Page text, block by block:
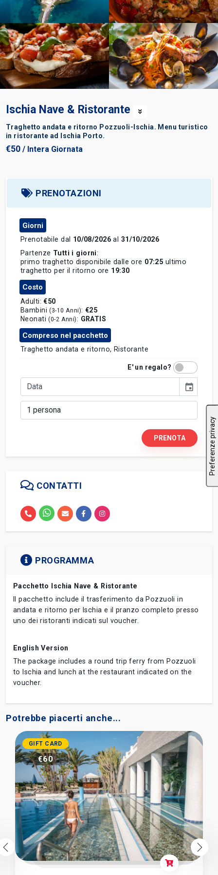
Ischia Nave & Ristorante
Traghetto andata e ritorno Pozzuoli-Ischia. Menu turistico
in ristorante ad Ischia Porto.
€50/ Intera Giornata
PROGRAMMA
Pacchetto Ischia Nave & Ristorante
Il pacchetto include il trasferimento da Pozzuoli in
andata e ritorno per Ischia e il pranzo completo presso
uno dei ristoranti indicati sul voucher.
English Version
The package includes a round trip ferry from Pozzuoli
to Ischia and lunch at the restaurant indicated on the
voucher.
Potrebbe piacerti anche...
GIFT CARD
€60
PRENOTAZIONI
lun mar mer gio ven
27 28 29 30 1
3 4 5 6
10
17 18 19
24 25 26 27
31 1 2 3
CHIUDI
Giorni
Prenotabile dal 10/08/2026 al 31/10/2026
Partenze Tutti i giorni:
primo traghetto disponibile dalle ore 07:25 ultimo
traghetto per il ritorno ore 19:30
Costo
Adulti:€50
Bambini(3-10 Anni): €25
Neonati(0-2 Anni): GRATIS
Compreso nel pacchetto
Traghetto andata e ritorno, Ristorante
E' un regalo?
event
PRENOTA
CONTATTI